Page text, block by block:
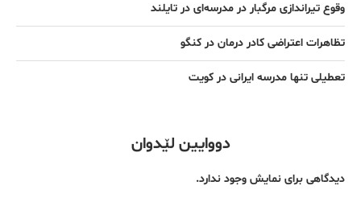
وقوع تیراندازی مرگبار در مدرسه‌ای در تایلند
تظاهرات اعتراضی کادر درمان در کنگو
تعطیلی تنها مدرسه ایرانی در کویت
دووایین لێدوان
دیدگاهی برای نمایش وجود ندارد.